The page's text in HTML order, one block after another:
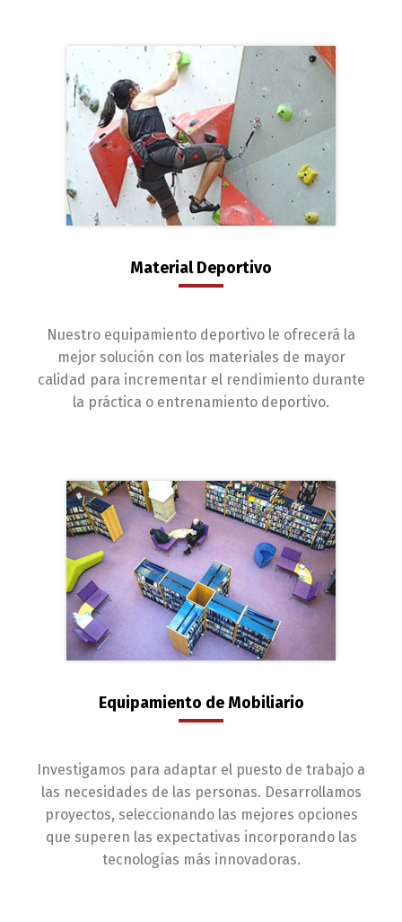
Material Deportivo
Nuestro equipamiento deportivo le ofrecerá la
mejor solución con los materiales de mayor
calidad para incrementar el rendimiento durante
la práctica o entrenamiento deportivo.
Equipamiento de Mobiliario
Investigamos para adaptar el puesto de trabajo a
las necesidades de las personas. Desarrollamos
proyectos, seleccionando las mejores opciones
que superen las expectativas incorporando las
tecnologías más innovadoras.